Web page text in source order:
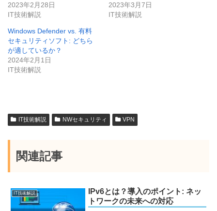
2023年2月28日
IT技術解説
2023年3月7日
IT技術解説
Windows Defender vs. 有料
セキュリティソフト: どちら
が適しているか？
2024年2月1日
IT技術解説
IT技術解説 NWセキュリティ VPN
関連記事
IT技術解説
IPv6とは？導入のポイント: ネッ
トワークの未来への対応